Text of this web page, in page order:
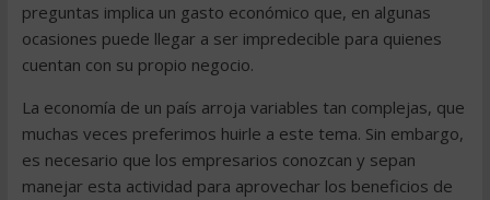
preguntas implica un gasto económico que, en algunas
ocasiones puede llegar a ser impredecible para quienes
cuentan con su propio negocio.
La economía de un país arroja variables tan complejas, que
muchas veces preferimos huirle a este tema. Sin embargo,
es necesario que los empresarios conozcan y sepan
manejar esta actividad para aprovechar los beneficios de